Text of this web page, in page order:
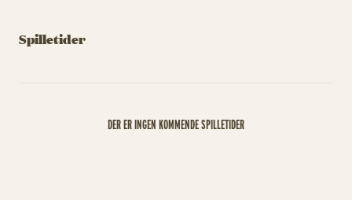
Spilletider
DER ER INGEN KOMMENDE SPILLETIDER